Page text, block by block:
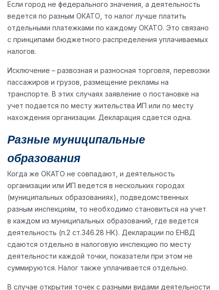
Если город не федерального значения, а деятельность
ведется по разным ОКАТО, то налог лучше платить
отдельными платежками по каждому ОКАТО. Это связано
с принципами бюджетного распределения уплачиваемых
налогов.
Исключение – развозная и разносная торговля, перевозки
пассажиров и грузов, размещение рекламы на
транспорте. В этих случаях заявление о постановке на
учет подается по месту жительства ИП или по месту
нахождения организации. Декларация сдается одна.
Разные муниципальные
образования
Когда же ОКАТО не совпадают, и деятельность
организации или ИП ведется в нескольких городах
(муниципальных образованиях), подведомственных
разным инспекциям, то необходимо становиться на учет
в каждом из муниципальных образований, где ведется
деятельность (п.2 ст.346.28 НК). Декларации по ЕНВД
сдаются отдельно в налоговую инспекцию по месту
деятельности каждой точки, показатели при этом не
суммируются. Налог также уплачивается отдельно.
В случае открытия точек с разными видами деятельности